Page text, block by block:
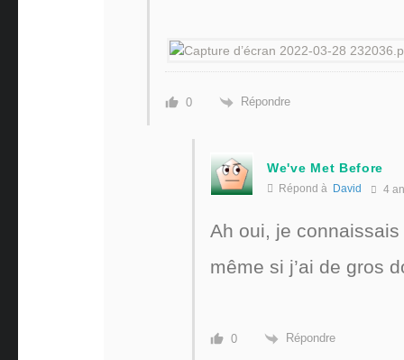
0 Répondre
We've Met Before
Répond à David 4
Ah oui, je
même si j’ai de gros
0 Répondre